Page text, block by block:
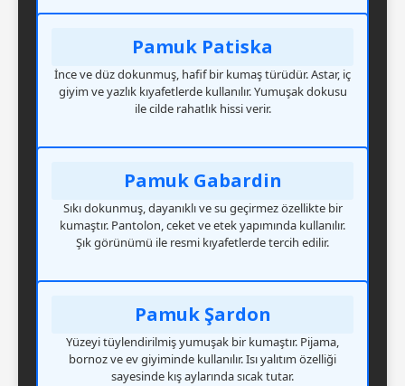
Pamuk Patiska
İnce ve düz dokunmuş, hafif bir kumaş türüdür. Astar, iç
giyim ve yazlık kıyafetlerde kullanılır. Yumuşak dokusu
ile cilde rahatlık hissi verir.
Pamuk Gabardin
Sıkı dokunmuş, dayanıklı ve su geçirmez özellikte bir
kumaştır. Pantolon, ceket ve etek yapımında kullanılır.
Şık görünümü ile resmi kıyafetlerde tercih edilir.
Pamuk Şardon
Yüzeyi tüylendirilmiş yumuşak bir kumaştır. Pijama,
bornoz ve ev giyiminde kullanılır. Isı yalıtım özelliği
sayesinde kış aylarında sıcak tutar.